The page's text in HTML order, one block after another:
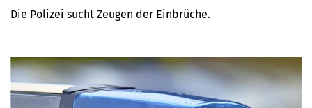
Die Polizei sucht Zeugen der Einbrüche.